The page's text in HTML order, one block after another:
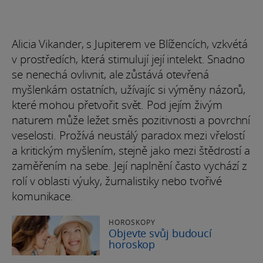
Alicia Vikander, s Jupiterem ve Blížencích, vzkvétá
v prostředích, která stimulují její intelekt. Snadno
se nenechá ovlivnit, ale zůstává otevřená
myšlenkám ostatních, užívajíc si výměny názorů,
které mohou přetvořit svět. Pod jejím živým
naturem může ležet směs pozitivnosti a povrchní
veselosti. Prožívá neustálý paradox mezi vřelostí
a kritickým myšlením, stejně jako mezi štědrostí a
zaměřením na sebe. Její naplnění často vychází z
rolí v oblasti výuky, žurnalistiky nebo tvořivé
komunikace.
HOROSKOPY
Objevte svůj budoucí
horoskop